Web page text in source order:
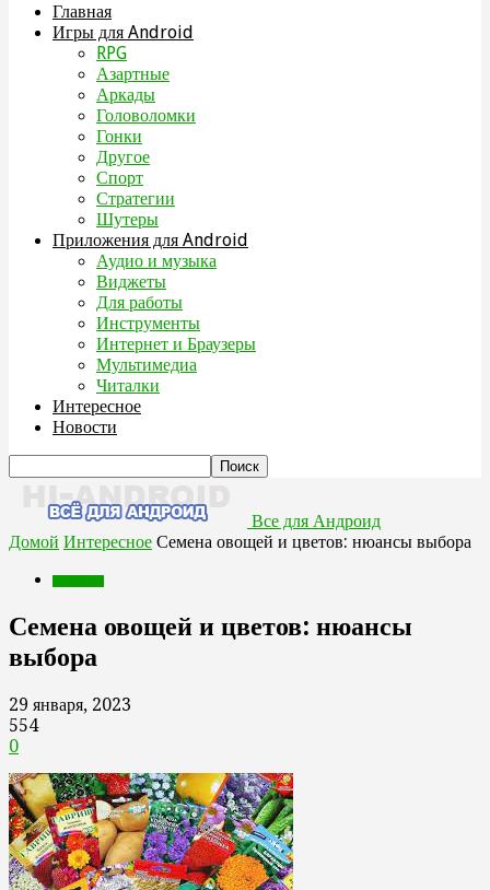
Главная
Игры для Android
RPG
Азартные
Аркады
Головоломки
Гонки
Другое
Спорт
Стратегии
Шутеры
Приложения для Android
Аудио и музыка
Виджеты
Для работы
Инструменты
Интернет и Браузеры
Мультимедиа
Читалки
Интересное
Новости
Все для Андроид
Домой Интересное Семена овощей и цветов: нюансы выбора
Семена овощей и цветов: нюансы
выбора
29 января, 2023
554
0